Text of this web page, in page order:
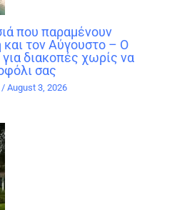
που παραμένουν
και τον Αύγουστο – Ο
διακοπές χωρίς να
σας
/August 3, 2026